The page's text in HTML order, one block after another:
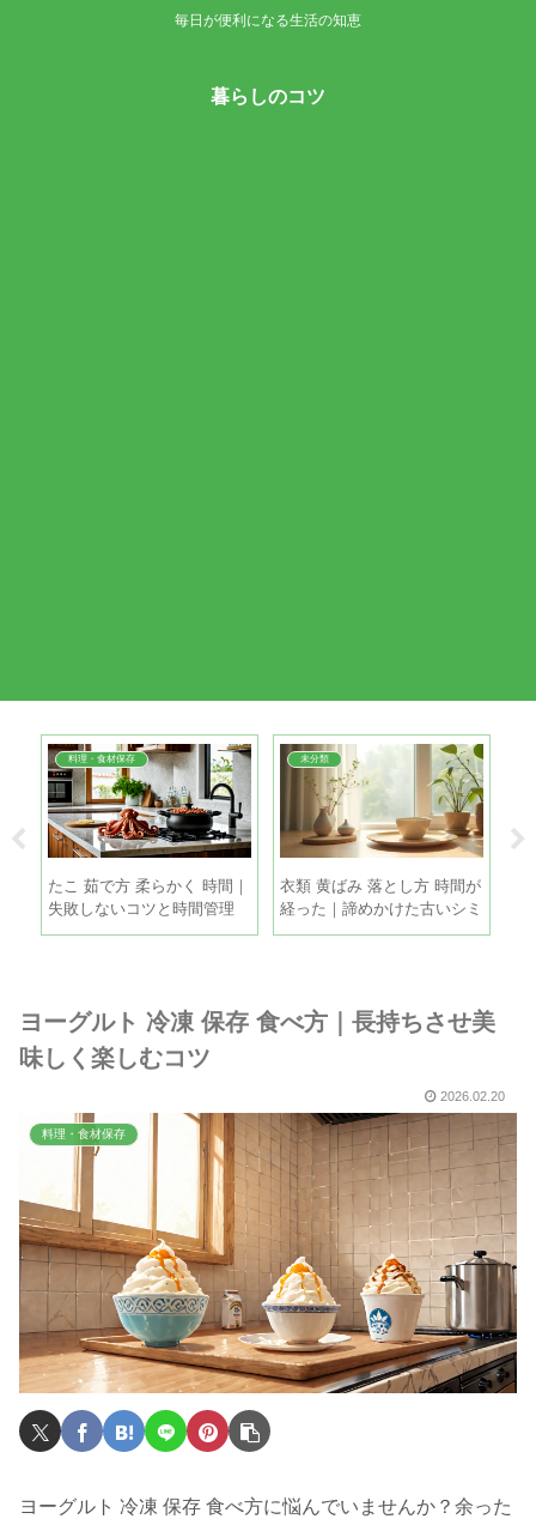
毎日が便利になる生活の知恵
暮らしのコツ
料理・食材保存
たこ 茹で方 柔らかく 時間｜
失敗しないコツと時間管理
未分類
衣類 黄ばみ 落とし方 時間が
経った｜諦めかけた古いシミ
も家庭で復活させる方法
ヨーグルト 冷凍 保存 食べ方｜長持ちさせ美
味しく楽しむコツ
2026.02.20
料理・食材保存
ヨーグルト 冷凍 保存 食べ方に悩んでいませんか？余った